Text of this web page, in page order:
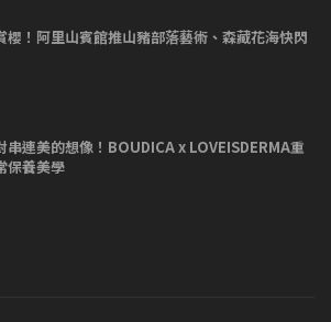
櫻！阿里山賓館推山豬部落藝術、森藏花海快閃
串連美的想像！BOUDICA x LOVEISDERMA重
保養美學